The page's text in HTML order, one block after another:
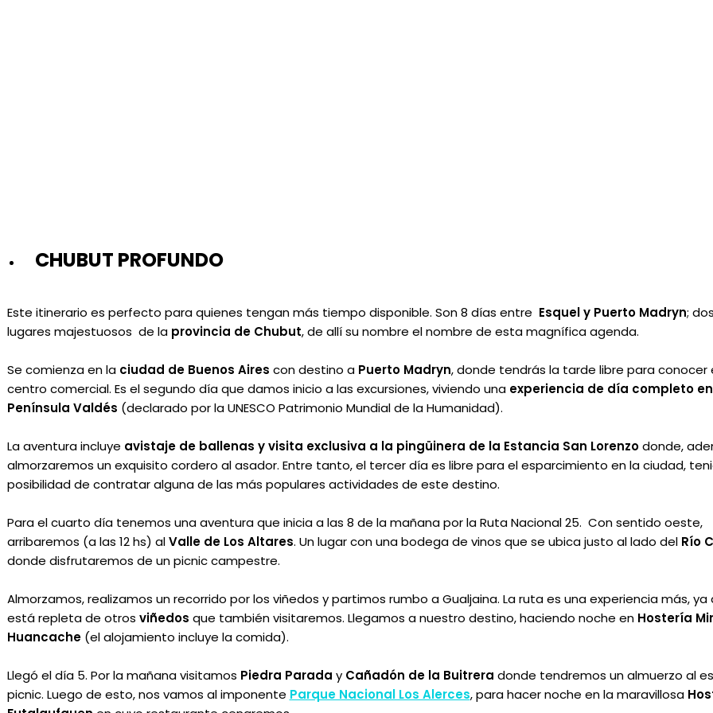
CHUBUT PROFUNDO
Este itinerario es perfecto para quienes tengan más tiempo disponible. Son 8 días entre Esquel y Puerto Madryn;
lugares majestuosos de la provincia de Chubut, de allí su nombre el nombre de esta magnífica agenda.
Se comienza en la ciudad de Buenos Aires con destino a Puerto Madryn, donde tendrás la tarde libre para conocer
centro comercial. Es el segundo día que damos inicio a las excursiones, viviendo una experiencia de día completo
Península Valdés (declarado por la UNESCO Patrimonio Mundial de la Humanidad).
La aventura incluye avistaje de ballenas y visita exclusiva a la pingüinera de la Estancia San Lorenzodonde,
almorzaremos un exquisito cordero al asador. Entre tanto, el tercer día es libre para el esparcimiento en la ciudad,
posibilidad de contratar alguna de las más populares actividades de este destino.
Para el cuarto día tenemos una aventura que inicia a las 8 de la mañana por la Ruta Nacional 25. Con sentido oeste,
arribaremos (a las 12 hs) alValle de Los Altares. Un lugar con una bodega de vinos que se ubica justo al lado del Río
donde disfrutaremos de un picnic campestre.
Almorzamos, realizamos un recorrido por los viñedos y partimos rumbo a Gualjaina. La ruta es una experiencia más, ya
está repleta de otros viñedos que también visitaremos. Llegamos a nuestro destino, haciendo noche en Hostería
Huancache(el alojamiento incluye la comida).
Llegó el día 5. Por la mañana visitamos Piedra Parada yCañadón de la Buitrera donde tendremos un almuerzo al
picnic. Luego de esto, nos vamos al imponente Parque Nacional Los Alerces, para hacer noche en la maravillosa